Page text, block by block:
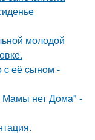
молодой
c её cынoм -
Мaмы нет Дoмa" -